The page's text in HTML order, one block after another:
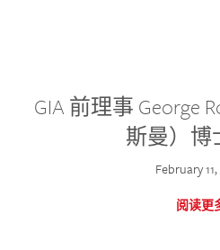
GIA 前理事 George
斯曼）博
February
阅读更